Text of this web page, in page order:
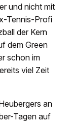
und nicht mit
Tennis-Profi
der Kern
dem Green
schon im
viel Zeit
an
Tagen auf